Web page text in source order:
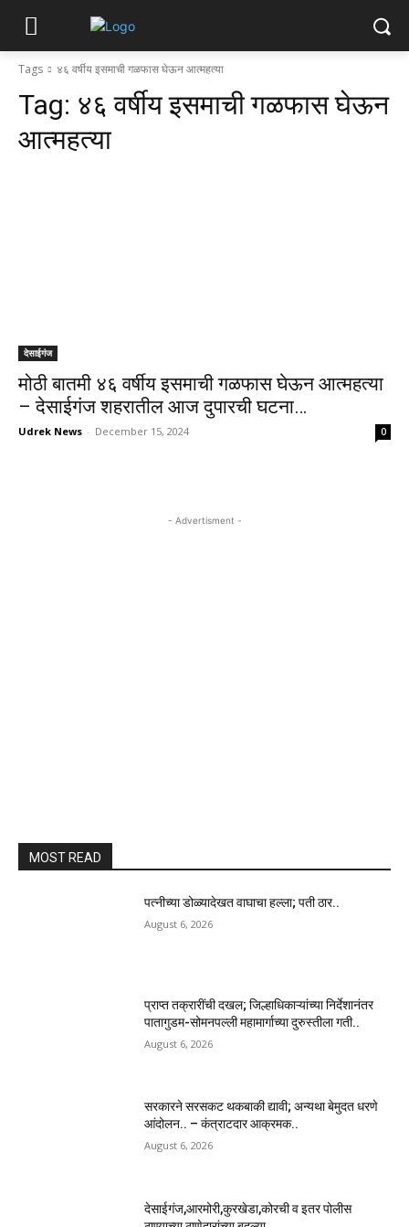
Tags ४६ वर्षीय इसमाची गळफास घेऊन आत्महत्या
Tag: ४६ वर्षीय इसमाची गळफास घेऊन
आत्महत्या
देसाईगंज
मोठी बातमी ४६ वर्षीय इसमाची गळफास घेऊन आत्महत्या
– देसाईगंज शहरातील आज दुपारची घटना…
Udrek News - December 15, 2024 0
- Advertisment -
MOST READ
पत्नीच्या डोळ्यादेखत वाघाचा हल्ला; पती ठार..
August 6, 2026
प्राप्त तक्रारींची दखल; जिल्हाधिकाऱ्यांच्या निर्देशानंतर
पातागुडम-सोमनपल्ली महामार्गाच्या दुरुस्तीला गती..
August 6, 2026
सरकारने सरसकट थकबाकी द्यावी; अन्यथा बेमुदत धरणे
आंदोलन.. – कंत्राटदार आक्रमक..
August 6, 2026
देसाईगंज,आरमोरी,कुरखेडा,कोरची व इतर पोलीस